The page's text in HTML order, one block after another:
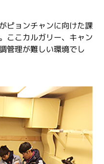
ピョンチャンに向けた課
ここカルガリー、キャン
管理が難しい環境でし